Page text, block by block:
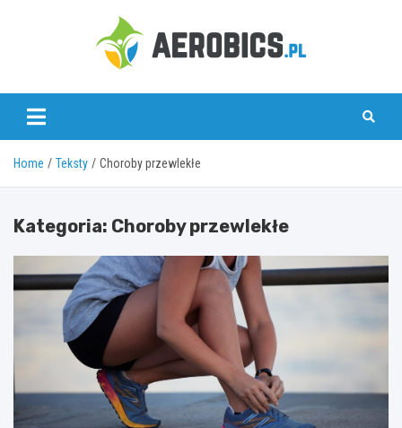
aerobics.pl
Home Teksty Choroby przewlekłe
Kategoria: Choroby przewlekłe